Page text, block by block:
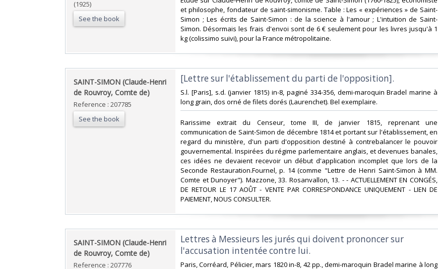
(1925)
See the book
et philosophe, fondateur de saint-simonisme. Table : Les « expériences » de Saint-
Simon ; Les écrits de Saint-Simon : de la science à l'amour ; L'intuition de Saint-
Simon. Désormais les frais d'envoi sont de 6 € seulement pour les livres jusqu'à 1
kg (colissimo suivi), pour la France métropolitaine.‎
‎SAINT-SIMON (Claude-Henri
de Rouvroy, Comte de)‎
Reference : 207785
See the book
‎[Lettre sur l'établissement du parti de l'opposition].‎
‎S.l. [Paris], s.d. (janvier 1815) in-8, paginé 334-356, demi-maroquin Bradel marine à
long grain, dos orné de filets dorés (Laurenchet). Bel exemplaire.‎
‎Rarissime extrait du Censeur, tome III, de janvier 1815, reprenant une
communication de Saint-Simon de décembre 1814 et portant sur l'établissement, en
regard du ministère, d'un parti d'opposition destiné à contrebalancer le pouvoir
gouvernemental. Inspirées du régime parlementaire anglais, et devenues banales,
ces idées ne devaient recevoir un début d'application incomplet que lors de la
Seconde Restauration.Fournel, p. 14 (comme "Lettre de Henri Saint-Simon à MM.
Comte et Dunoyer"). Mazzone, 33. Rosanvallon, 13. - - ACTUELLEMENT EN CONGÉS,
DE RETOUR LE 17 AOÛT - VENTE PAR CORRESPONDANCE UNIQUEMENT - LIEN DE
PAIEMENT, NOUS CONSULTER.‎
‎SAINT-SIMON (Claude-Henri
de Rouvroy, Comte de)‎
Reference : 207776
‎Lettres à Messieurs les jurés qui doivent prononcer sur
l'accusation intentée contre lui.‎
‎Paris, Corréard, Pélicier, mars 1820 in-8, 42 pp., demi-maroquin Bradel marine à long